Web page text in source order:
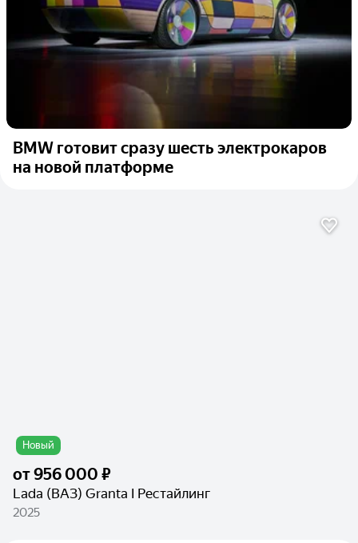
BMW готовит сразу шесть электрокаров
на новой платформе
Новый
от956 000 ₽
Lada (ВАЗ) Granta I Рестайлинг
2025